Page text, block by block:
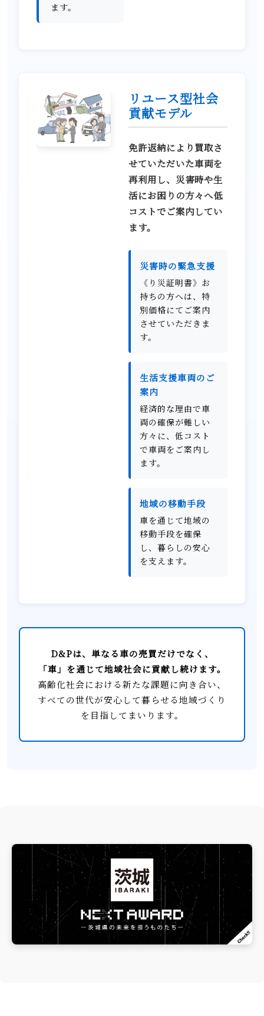
ます。
リユース型社会
貢献モデル
免許返納により買取さ
せていただいた車両を
再利用し、災害時や生
活にお困りの方々へ低
コストでご案内してい
ます。
災害時の緊急支援
《り災証明書》お
持ちの方へは、特
別価格にてご案内
させていただきま
す。
生活支援車両のご
案内
経済的な理由で車
両の確保が難しい
方々に、低コスト
で車両をご案内し
ます。
地域の移動手段
車を通じて地域の
移動手段を確保
し、暮らしの安心
を支えます。
D&Pは、単なる車の売買だけでなく、
「車」を通じて地域社会に貢献し続けます。
高齢化社会における新たな課題に向き合い、
すべての世代が安心して暮らせる地域づくり
を目指してまいります。